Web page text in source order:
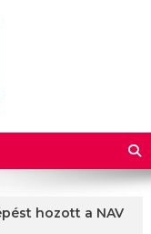
hozott a NAV